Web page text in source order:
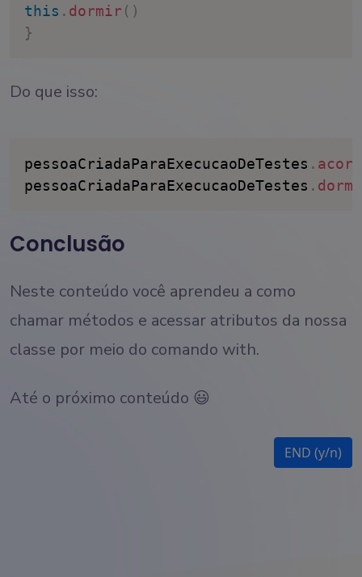
this . dormir ( )
}
Do que isso:
pessoaCriadaParaExecucaoDeTestes .
pessoaCriadaParaExecucaoDeTestes .
Conclusão
Neste conteúdo você aprendeu a como
chamar métodos e acessar atributos da nossa
classe por meio do comando with.
Até o próximo conteúdo 😃
END (y/n)